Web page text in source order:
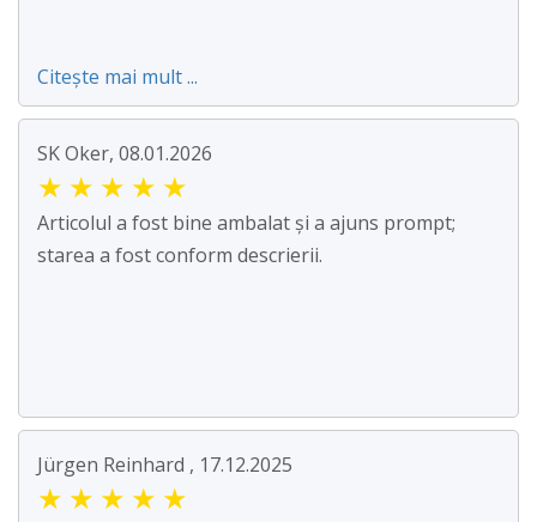
Citește mai mult ...
SK Oker, 08.01.2026
★ ★ ★ ★ ★
Articolul a fost bine ambalat și a ajuns prompt;
starea a fost conform descrierii.
Jürgen Reinhard , 17.12.2025
★ ★ ★ ★ ★